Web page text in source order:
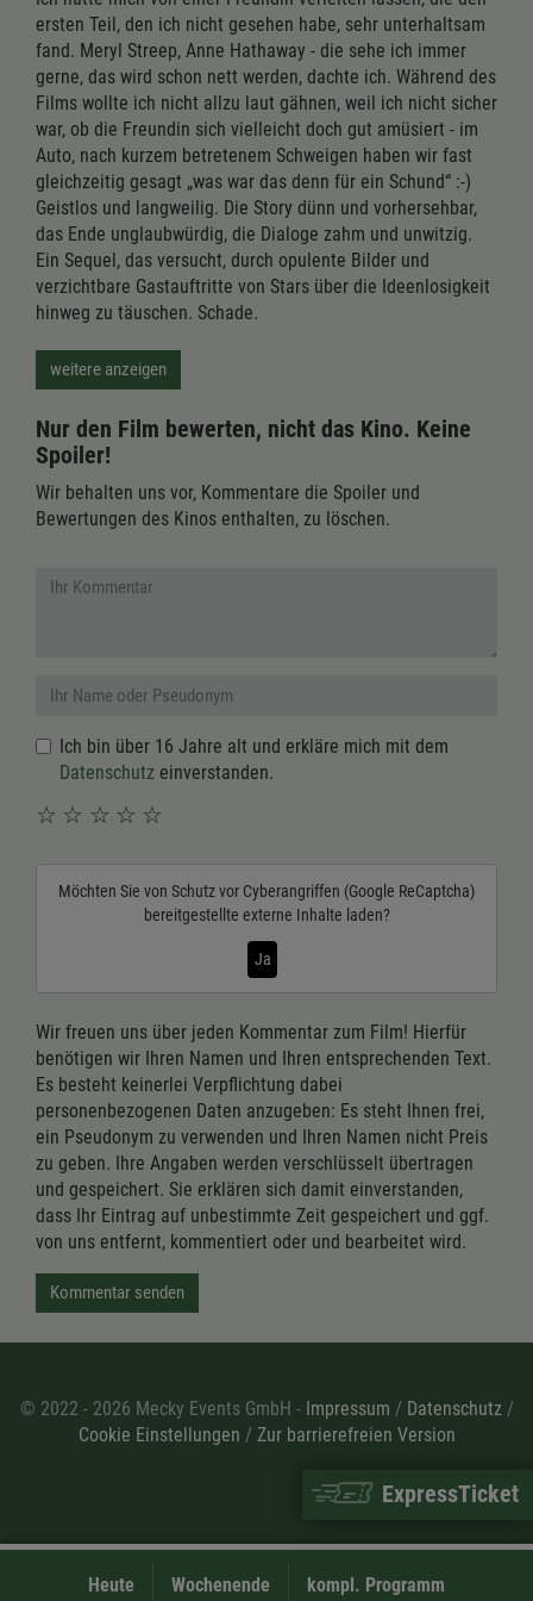
Heute Wochenende kompl. Programm
ExpressTicket
ersten Teil, den ich nicht gesehen habe, sehr unterhaltsam
fand. Meryl Streep, Anne Hathaway - die sehe ich immer
gerne, das wird schon nett werden, dachte ich. Während des
Films wollte ich nicht allzu laut gähnen, weil ich nicht sicher
war, ob die Freundin sich vielleicht doch gut amüsiert - im
Auto, nach kurzem betretenem Schweigen haben wir fast
gleichzeitig gesagt „was war das denn für ein Schund“ :-)
Geistlos und langweilig. Die Story dünn und vorhersehbar,
das Ende unglaubwürdig, die Dialoge zahm und unwitzig.
Ein Sequel, das versucht, durch opulente Bilder und
verzichtbare Gastauftritte von Stars über die Ideenlosigkeit
hinweg zu täuschen. Schade.
weitere anzeigen
Nur den Film bewerten, nicht das Kino. Keine
Spoiler!
Wir behalten uns vor, Kommentare die Spoiler und
Bewertungen des Kinos enthalten, zu löschen.
Ich bin über 16 Jahre alt und erkläre mich mit dem
Datenschutz einverstanden.
☆
☆
☆
☆
☆
Möchten Sie von Schutz vor Cyberangriffen (Google ReCaptcha)
bereitgestellte externe Inhalte laden?
Ja
Wir freuen uns über jeden Kommentar zum Film! Hierfür
benötigen wir Ihren Namen und Ihren entsprechenden Text.
Es besteht keinerlei Verpflichtung dabei
personenbezogenen Daten anzugeben: Es steht Ihnen frei,
ein Pseudonym zu verwenden und Ihren Namen nicht Preis
zu geben. Ihre Angaben werden verschlüsselt übertragen
und gespeichert. Sie erklären sich damit einverstanden,
dass Ihr Eintrag auf unbestimmte Zeit gespeichert und ggf.
von uns entfernt, kommentiert oder und bearbeitet wird.
Kommentar senden
© 2022 - 2026 Mecky Events GmbH - Impressum / Datenschutz/
Cookie Einstellungen / Zur barrierefreien Version